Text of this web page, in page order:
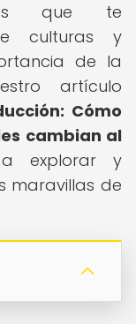
que te
culturas y
de la
artículo
Cómo
cambian al
a explorar y
maravillas de